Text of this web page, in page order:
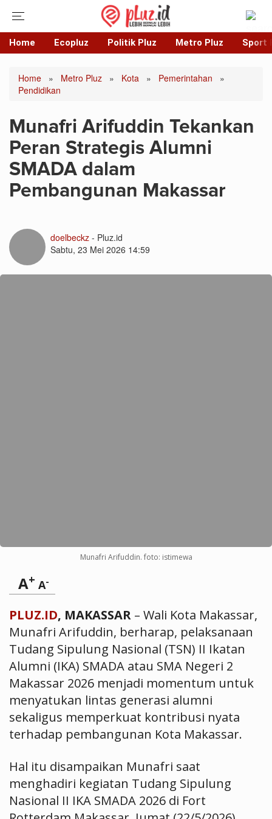
Home Ecopluz Politik Pluz Metro Pluz Sport
Home » Metro Pluz » Kota » Pemerintahan
»
Pendidikan
Munafri Arifuddin Tekankan
Peran Strategis Alumni
SMADA dalam
Pembangunan Makassar
doelbeckz - Pluz.id
Sabtu, 23 Mei 2026 14:59
Munafri Arifuddin. foto: istimewa
A+ A-
PLUZ.ID, MAKASSAR – Wali Kota Makassar,
Munafri Arifuddin, berharap, pelaksanaan
Tudang Sipulung Nasional (TSN) II Ikatan
Alumni (IKA) SMADA atau SMA Negeri 2
Makassar 2026 menjadi momentum untuk
menyatukan lintas generasi alumni
sekaligus memperkuat kontribusi nyata
terhadap pembangunan Kota Makassar.
Hal itu disampaikan Munafri saat
menghadiri kegiatan Tudang Sipulung
Nasional II IKA SMADA 2026 di Fort